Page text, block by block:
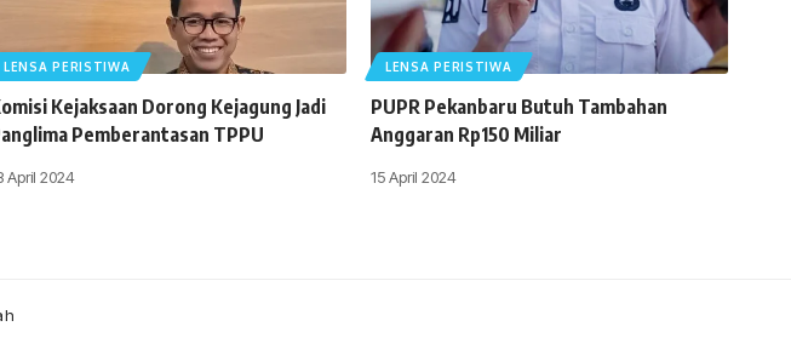
LENSA PERISTIWA
Kejaksaan Dorong Kejagung Jadi
Pemberantasan TPPU
April 2024
LENSA PERISTIWA
PUPR Pekanbaru Butuh Tambahan
Anggaran Rp150 Miliar
15 April 2024